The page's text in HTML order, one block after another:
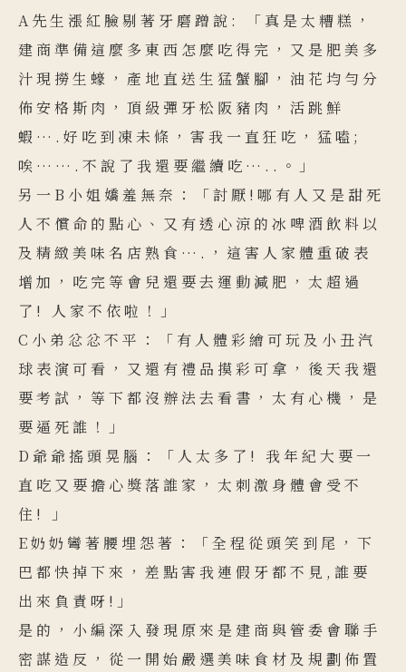
A先生漲紅臉剔著牙磨蹭說: 「真是太糟糕，
建商準備這麼多東西怎麼吃得完，又是肥美多
汁現撈生蠔，產地直送生猛蟹腳，油花均勻分
佈安格斯肉，頂級彈牙松阪豬肉，活跳鮮
蝦….好吃到凍未條，害我一直狂吃，猛嗑;
唉…….不說了我還要繼續吃…..。」
另一B小姐嬌羞無奈：「討厭!哪有人又是甜死
人不償命的點心、又有透心涼的冰啤酒飲料以
及精緻美味名店熟食….，這害人家體重破表
增加，吃完等會兒還要去運動減肥，太超過
了! 人家不依啦！」
C小弟忿忿不平：「有人體彩繪可玩及小丑汽
球表演可看，又還有禮品摸彩可拿，後天我還
要考試，等下都沒辦法去看書，太有心機，是
要逼死誰！」
D爺爺搖頭晃腦：「人太多了! 我年紀大要一
直吃又要擔心獎落誰家，太刺激身體會受不
住! 」
E奶奶彎著腰埋怨著：「全程從頭笑到尾，下
巴都快掉下來，差點害我連假牙都不見,誰要
出來負責呀!」
是的，小編深入發現原來是建商與管委會聯手
密謀造反，從一開始嚴選美味食材及規劃佈置